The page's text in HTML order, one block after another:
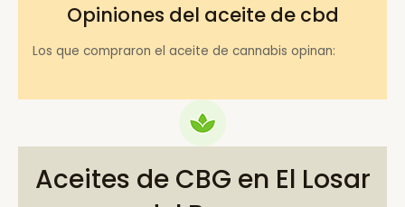
Opiniones del aceite de cbd
Los que compraron el aceite de cannabis opinan:
Aceites de CBG en El Losar